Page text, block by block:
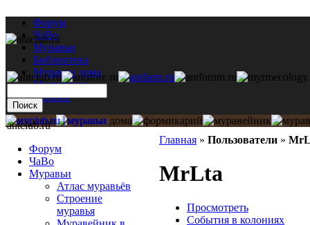
Форум
ЧаВо
Муравьи
Библиотека
Муравьи дома
Мастерская
Каталог
Главная » Пользователи »
MrLta
Просмотреть
События в колониях
antclub.ru
Форум
ЧаВо
Муравьи
Атлас муравьёв
Строение
муравья